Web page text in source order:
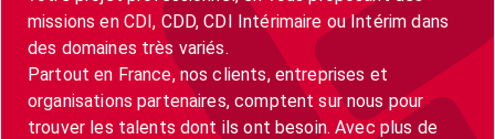
missions en CDI, CDD, CDI Intérimaire ou Intérim dans
des domaines très variés.
Partout en France, nos clients, entreprises et
organisations partenaires, comptent sur nous pour
trouver les talents dont ils ont besoin. Avec plus de